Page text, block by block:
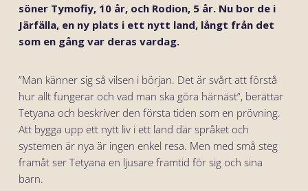
söner Tymofiy, 10 år, och Rodion, 5 år. Nu bor de i
Järfälla, en ny plats i ett nytt land, långt från det
som en gång var deras vardag.
”Man känner sig så vilsen i början. Det är svårt att förstå
hur allt fungerar och vad man ska göra härnäst”, berättar
Tetyana och beskriver den första tiden som en prövning.
Att bygga upp ett nytt liv i ett land där språket och
systemen är nya är ingen enkel resa. Men med små steg
framåt ser Tetyana en ljusare framtid för sig och sina
barn.